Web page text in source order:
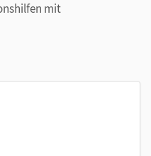
mit
Werk,
zentraler Zitate